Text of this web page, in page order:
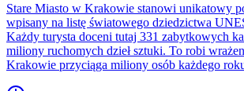
Stare Miasto w Krakowie stanowi unikatowy
wpisany na listę światowego dziedzictwa
Każdy turysta doceni tutaj 331 zabytkowych
miliony ruchomych dzieł sztuki. To robi
Krakowie przyciąga miliony osób każdego